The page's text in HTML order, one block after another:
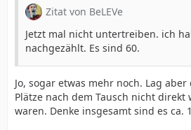
Zitat von BeLEVe
Jetzt mal nicht untertreiben. ich
nachgezählt. Es sind 60.
Jo, sogar etwas mehr noch. Lag
Plätze nach dem Tausch nicht
waren. Denke insgesamt sind es ca.